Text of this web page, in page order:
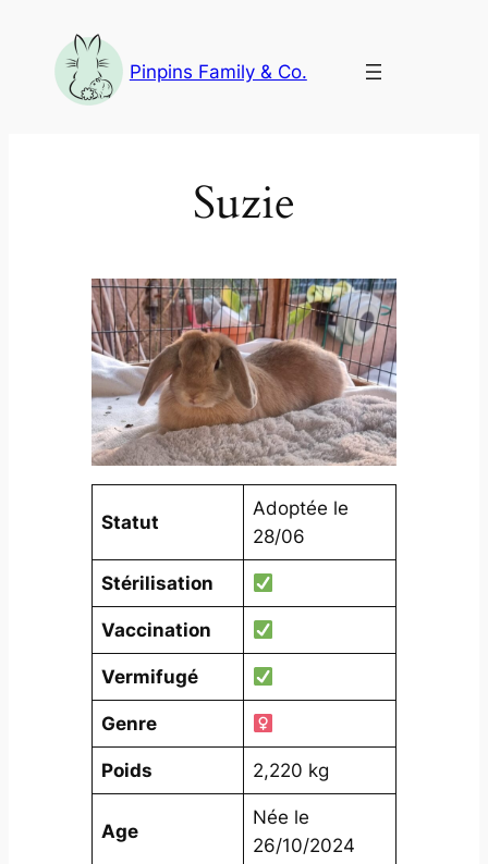
contenu
Pinpins Family & Co.
Suzie
Statut
Adoptée le
28/06
Stérilisation
Vaccination
Vermifugé
Genre
Poids 2,220 kg
Age
Née le
26/10/2024